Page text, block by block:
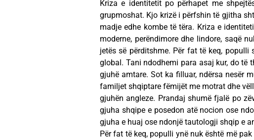
Kriza e identitetit po përhapet me
grupmoshat. Kjo krizë i përfshin të gjitha
madje edhe kombe të tëra. Kriza e
moderne, perëndimore dhe lindore, saqë
jetës së përditshme. Për fat të keq,
global. Tani ndodhemi para asaj kur, do të
gjuhë amtare. Sot ka filluar, ndërsa nesër
familjet shqiptare fëmijët me motrat dhe
gjuhën angleze. Prandaj shumë fjalë po
gjuha shqipe e posedon atë nocion ose
gjuha e huaj ose ndonjë tautologji shqip e
Për fat të keq, populli ynë nuk është më